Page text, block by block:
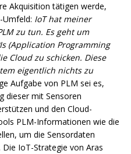
Akquisition tätigen werde,
IoT hat meiner
zu tun. Es geht um
s (Application Programming
Cloud zu schicken. Diese
eigentlich nichts zu
Aufgabe von PLM sei es,
dieser mit Sensoren
und den Cloud-
PLM-Informationen wie die
um die Sensordaten
IoT-Strategie von Aras